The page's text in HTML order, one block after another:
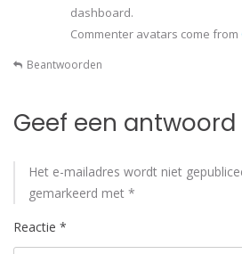
dashboard.
Commenter avatars come from
Beantwoorden
Geef een antwoord
Het e-mailadres wordt niet
gemarkeerd met *
Reactie *